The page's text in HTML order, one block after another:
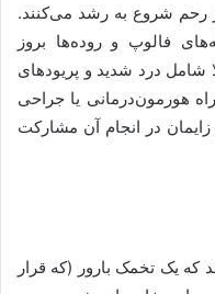
رحم شروع به رشد می‌کنند.
فالوپ و روده‌ها بروز
شامل درد شدید و پریودهای
هورمون‌درمانی یا جراحی
در انجام آن مشارکت
یک تخمک بارور (که قرار